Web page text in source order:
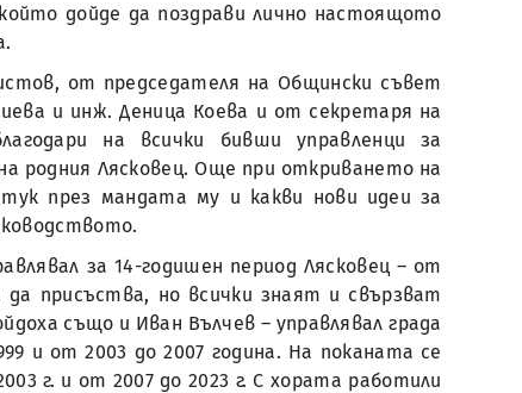
дойде да поздрави лично настоящото
от председателя на Общински съвет
и инж. Деница Коева и от секретаря на
на всички бивши управленци за
родния Лясковец. Още при откриването на
през мандата му и какви нови идеи за
за 14-годишен период Лясковец – от
присъства, но всички знаят и свързват
също и Иван Вълчев – управлявал града
и от 2003 до 2007 година. На поканата се
г. и от 2007 до 2023 г. С хората работили